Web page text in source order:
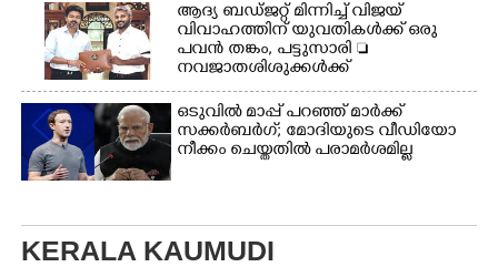
ആദ്യ ബഡ്ജറ്റ് മിന്നിച്ച് വിജയ്
വിവാഹത്തിന് യുവതികൾക്ക് ഒരു
പവൻ തങ്കം, പട്ടുസാരി 
നവജാതശിശുക്കൾക്ക്
സ്വർണമോതിരം  വിദ്യാർത്ഥികൾക്ക്
സൈക്കിൾ
ഒടുവിൽ മാപ്പ് പറഞ്ഞ് മാർക്ക്
സക്കർബർഗ്; മോദിയുടെ വീഡിയോ
നീക്കം ചെയ്തതിൽ പരാമർശമില്ല
KERALA KAUMUDI